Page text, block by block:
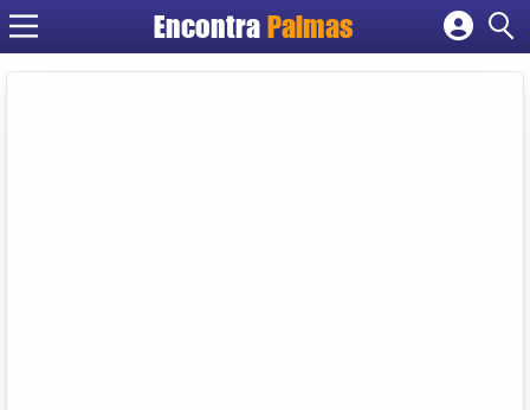
Encontra Palmas
Cadastrar empresa